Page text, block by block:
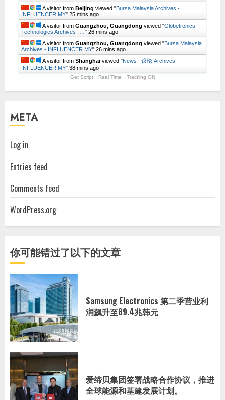
A visitor from Beijing viewed "Bursa Malaysia Archives -
INFLUENCER.MY" 25 mins ago
A visitor from Guangzhou, Guangdong viewed "Globetronics
Technologies Archives -… " 26 mins ago
A visitor from Guangzhou, Guangdong viewed "Bursa Malaysia
Archives - INFLUENCER.MY" 26 mins ago
A visitor from Shanghai viewed "News | 议论 Archives -
INFLUENCER.MY" 38 mins ago
Get Script Real Time Tracking ON
META
Log in
Entries feed
Comments feed
WordPress.org
你可能错过了以下的文章
Samsung Electronics 第二季营业利
润飙升至89.4兆韩元
爱缔贝集团签署战略合作协议，推进
全球能源和基建发展计划。